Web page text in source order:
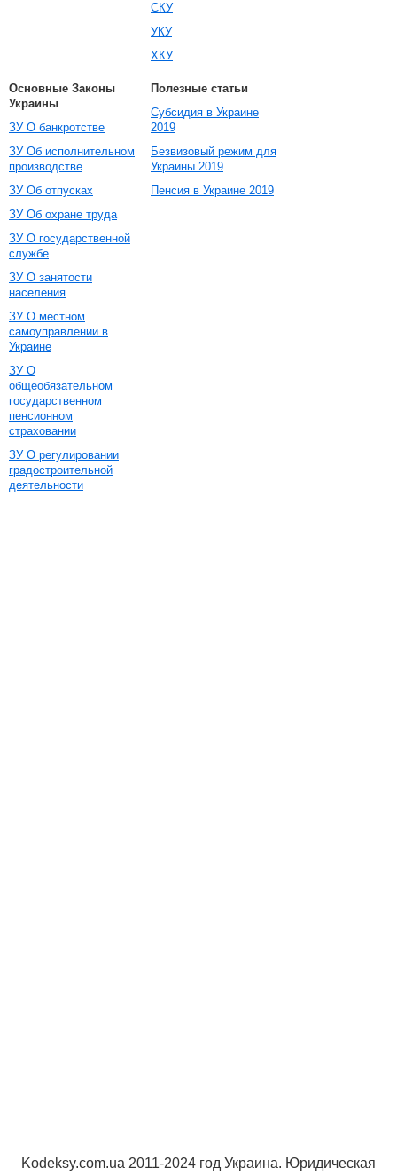
СКУ
УКУ
ХКУ
Основные Законы
Украины
ЗУ О банкротстве
ЗУ Об исполнительном
производстве
ЗУ Об отпусках
ЗУ Об охране труда
ЗУ О государственной
службе
ЗУ О занятости
населения
ЗУ О местном
самоуправлении в
Украине
ЗУ О
общеобязательном
государственном
пенсионном
страховании
ЗУ О регулировании
градостроительной
деятельности
Полезные статьи
Субсидия в Украине
2019
Безвизовый режим для
Украины 2019
Пенсия в Украине 2019
Kodeksy.com.ua 2011-2024 год Украина. Юридическая